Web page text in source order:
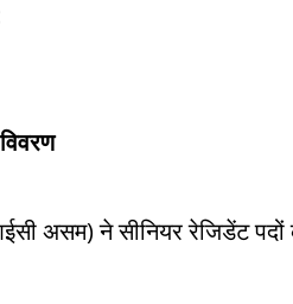
असम) ने सीनियर रेजिडेंट पदों